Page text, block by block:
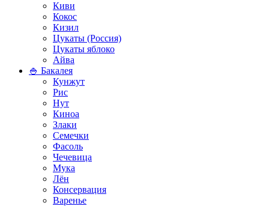
Киви
Кокос
Кизил
Цукаты (Россия)
Цукаты яблоко
Айва
🍚 Бакалея
Кунжут
Рис
Нут
Киноа
Злаки
Семечки
Фасоль
Чечевица
Мука
Лён
Консервация
Варенье